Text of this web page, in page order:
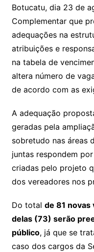
Botucatu, dia 23 de
Complementar que
adequações na
atribuições e
na tabela de
altera número de
de acordo com as
A adequação
geradas pela
sobretudo nas áreas
juntas respondem por
criadas pelo projeto
dos vereadores nos
Do total de 81 novas
delas (73) serão
público, já que se
caso dos cargos da